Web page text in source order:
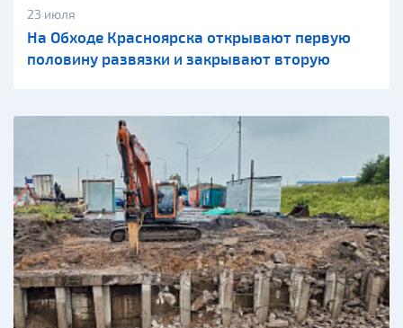
23 июля
На Обходе Красноярска открывают первую
половину развязки и закрывают вторую